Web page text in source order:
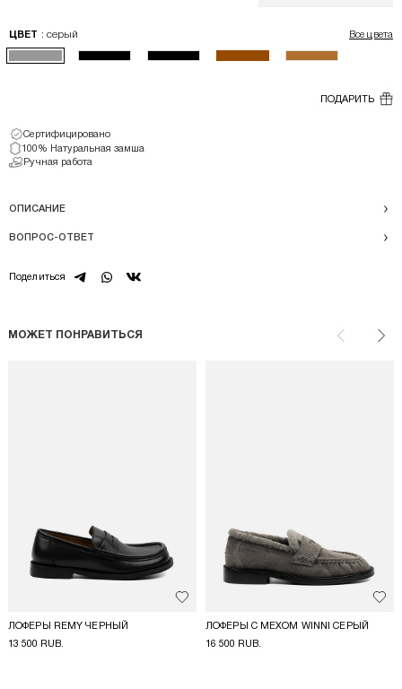
ЦВЕТ : серый Все цвета
ПОДАРИТЬ
Сертифицировано
100% Натуральная замша
Ручная работа
ОПИСАНИЕ
ВОПРОС-ОТВЕТ
Поделиться telegramwhatsapp
vk
МОЖЕТ ПОНРАВИТЬСЯ
Назад
Добавить в избранное
ЛОФЕРЫ REMY ЧЕРНЫЙ
13 500 RUB.
ЛОФЕРЫ С МЕХОМ WINNI СЕРЫЙ
16 500 RUB.